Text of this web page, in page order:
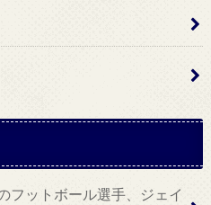
フットボール選手、ジェイ